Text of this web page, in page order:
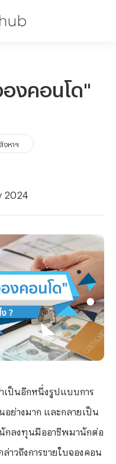
องคอนโด"
งหาฯ
2024
าเป็นอีกหนึ่งรูปแบบการ
ย่างมาก และกลายเป็น
กลงทุนมืออาชีพมานักต่อ
าวถึงการขายใบจองคอน